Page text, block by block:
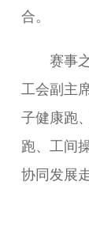
合。
赛事之
工会副主
子健康跑
跑、工间
协同发展